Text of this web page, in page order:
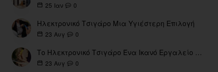
25 Ιαν 0
Ηλεκτρονικό Τσιγάρο Μια Υγιέστερη Επιλογή
23 Αυγ 0
Το Ηλεκτρονικό Τσιγάρο Ένα Ικανό Εργαλείο για τη Διακοπή του Καπνίσματος
23 Αυγ 0